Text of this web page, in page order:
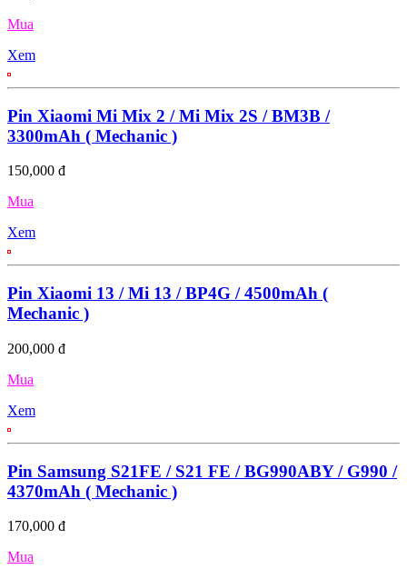
Mua
Xem
Pin Xiaomi Mi Mix 2 / Mi Mix 2S / BM3B /
3300mAh ( Mechanic )
150,000 đ
Mua
Xem
Pin Xiaomi 13 / Mi 13 / BP4G / 4500mAh (
Mechanic )
200,000 đ
Mua
Xem
Pin Samsung S21FE / S21 FE / BG990ABY / G990 /
4370mAh ( Mechanic )
170,000 đ
Mua